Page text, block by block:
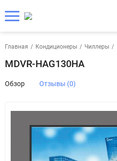
Главная / Кондиционеры / Чиллеры /
MDVR-HAG130HA
Обзор Отзывы (0)